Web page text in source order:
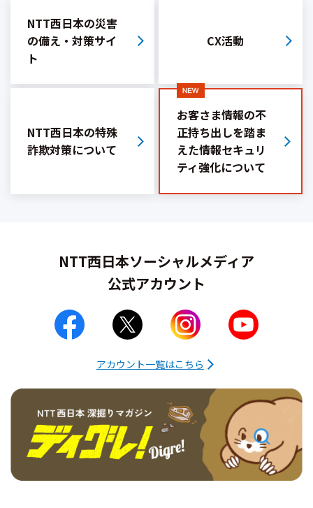
NTT西日本の災害
の備え・ 対策サイ
ト
CX活動
NTT西日本の特殊
詐欺対策について
お客さま情報の不
正持ち出しを踏ま
えた情報セキュリ
ティ強化について
NTT西日本ソーシャルメディア
公式アカウント
アカウント一覧はこちら